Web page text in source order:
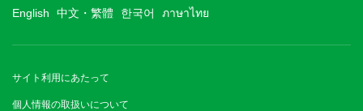
English
中文・繁體 한국어 ภาษาไทย
サイト利用にあたって
個人情報の取扱いについて